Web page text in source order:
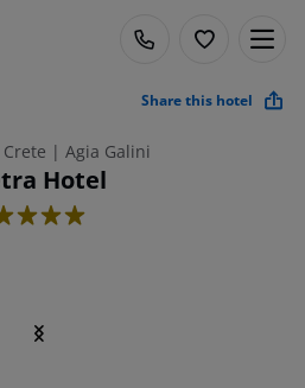
Share this hotel
| Agia Galini
Hotel